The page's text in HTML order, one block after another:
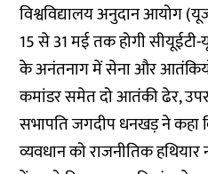
विश्वविद्यालय अनुदान आयोग
15 से 31 मई तक होगी
के अनंतनाग में सेना और
कमांडर समेत दो आतंकी ढेर,
सभापति जगदीप धनखड़ ने
व्यवधान को राजनीतिक हथियार